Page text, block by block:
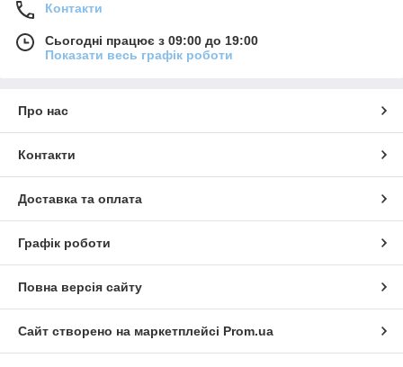
Контакти
Сьогодні працює з 09:00 до 19:00
Показати весь графік роботи
Про нас
Контакти
Доставка та оплата
Графік роботи
Повна версія сайту
Сайт створено на маркетплейсі Prom.ua